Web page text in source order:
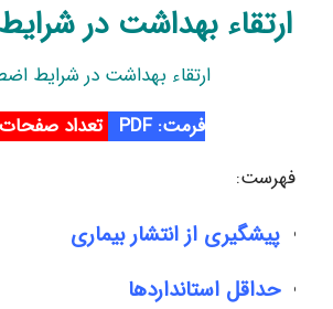
ارتقاء بهداشت در
ارتقاء بهداشت در شرایط
فرمت: PDF
تعداد صفحات:
فهرست:
پیشگیری از انتشار بیماری
حداقل استانداردها